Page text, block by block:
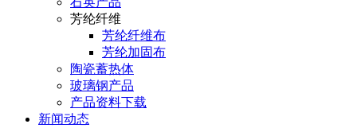
芳纶纤维
芳纶纤维布
芳纶加固布
陶瓷蓄热体
玻璃钢产品
产品资料下载
新闻动态